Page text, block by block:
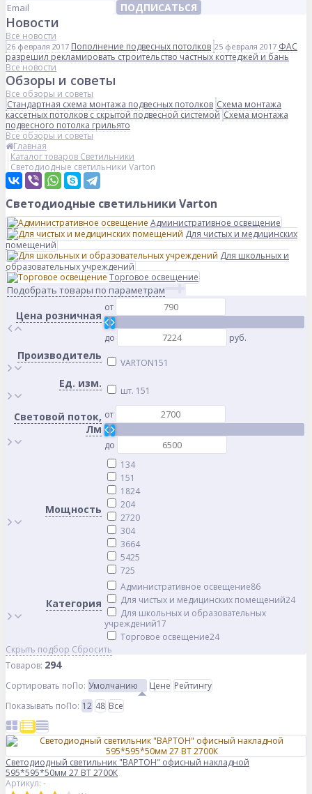
ПОДПИСАТЬСЯ
Новости
Все новости
26 февраля 2017 Пополнение подвесных потолков 25 февраля 2017 ФАС
разрешил рекламировать строительство частных коттеджей и бань
Все новости
Обзоры и советы
Все обзоры и советы
Стандартная схема монтажа подвесных потолков Схема монтажа
кассетных потолков с скрытой подвесной системой Схема монтажа
подвесного потолка грильято
Все обзоры и советы
Главная
Каталог товаров Светильники
Светодиодные светильники Varton
Светодиодные светильники Varton
Административное освещение
Для чистых и медицинских
помещений
Для школьных и
образовательных учреждений
Торговое освещение
Подобрать товары по параметрам
Цена розничная
от
до руб.
Производитель
VARTON151
Ед. изм.
шт. 151
Световой поток,
Лм
от
до
Мощность
134
151
1824
204
2720
304
3664
5425
725
Категория
Административное освещение86
Для чистых и медицинских помещений24
Для школьных и образовательных
учреждений17
Торговое освещение24
Скрыть подбор Сбросить
Товаров: 294
Сортировать поПо: Умолчанию Цене Рейтингу
Показывать поПо: 12 48 Все
Светодиодный светильник "ВАРТОН" офисный накладной
595*595*50мм 27 ВТ 2700К
Артикул: -